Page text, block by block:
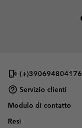
(+)390694804176
Servizio clienti
Modulo di contatto
Resi